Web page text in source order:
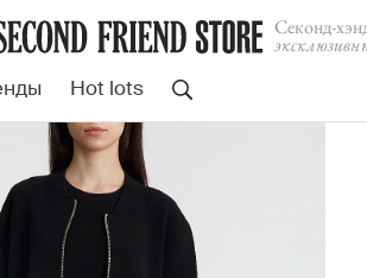
Cеконд-
Hot lots